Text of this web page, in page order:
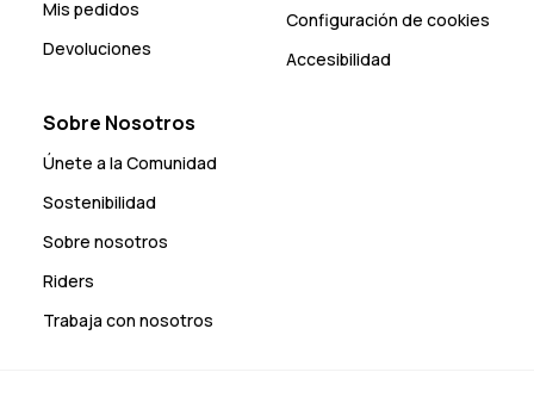
Mis pedidos
Devoluciones
Configuración de cookies
Accesibilidad
Sobre Nosotros
Únete a la Comunidad
Sostenibilidad
Sobre nosotros
Riders
Trabaja con nosotros